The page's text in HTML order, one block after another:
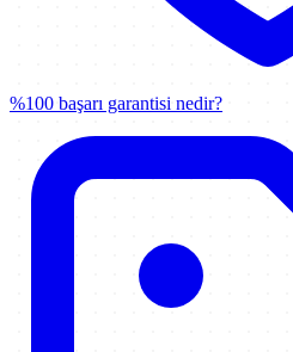
%100 başarı garantisi nedir?